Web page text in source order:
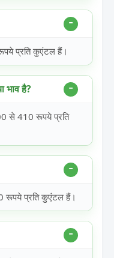
प्रति कुएंटल हैं।
भाव है?
से 410 रूपये प्रति
रूपये प्रति कुएंटल हैं।